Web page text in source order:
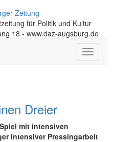
Zeitung
für Politik und Kultur
18 - www.daz-augsburg.de
Toggle
Dreier
mit intensiven
intensiver Pressingarbeit